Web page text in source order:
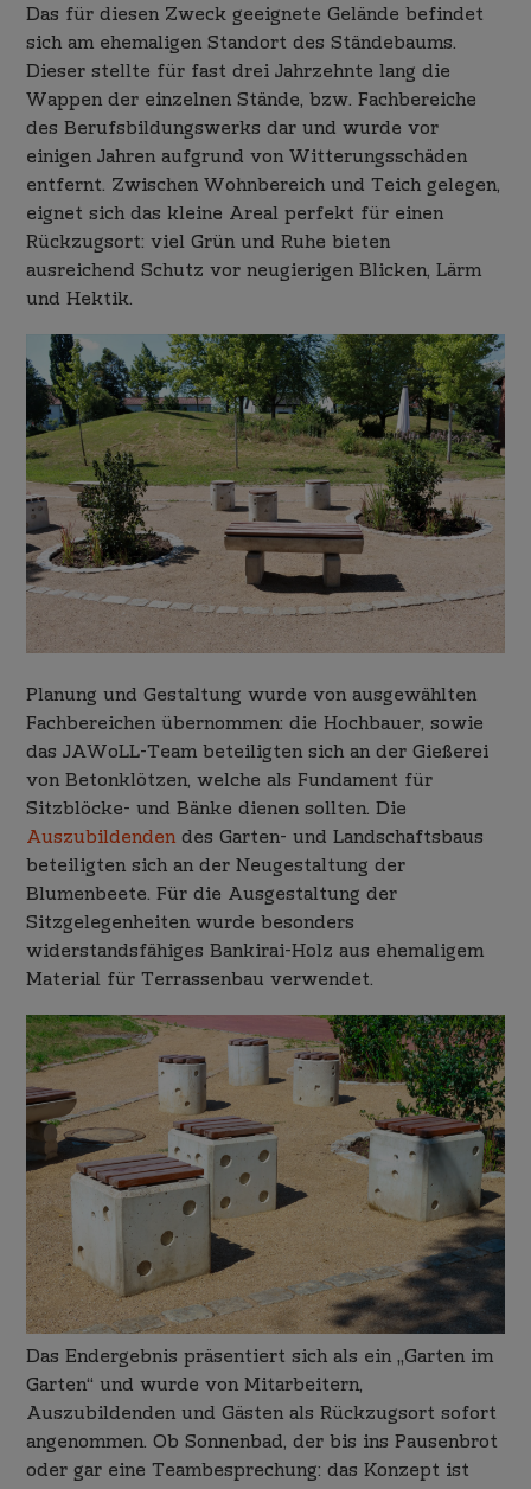
Das für diesen Zweck geeignete Gelände befindet
sich am ehemaligen Standort des Ständebaums.
Dieser stellte für fast drei Jahrzehnte lang die
Wappen der einzelnen Stände, bzw. Fachbereiche
des Berufsbildungswerks dar und wurde vor
einigen Jahren aufgrund von Witterungsschäden
entfernt. Zwischen Wohnbereich und Teich gelegen,
eignet sich das kleine Areal perfekt für einen
Rückzugsort: viel Grün und Ruhe bieten
ausreichend Schutz vor neugierigen Blicken, Lärm
und Hektik.
Planung und Gestaltung wurde von ausgewählten
Fachbereichen übernommen: die Hochbauer, sowie
das JAWoLL-Team beteiligten sich an der Gießerei
von Betonklötzen, welche als Fundament für
Sitzblöcke- und Bänke dienen sollten. Die
Auszubildenden des Garten- und Landschaftsbaus
beteiligten sich an der Neugestaltung der
Blumenbeete. Für die Ausgestaltung der
Sitzgelegenheiten wurde besonders
widerstandsfähiges Bankirai-Holz aus ehemaligem
Material für Terrassenbau verwendet.
Das Endergebnis präsentiert sich als ein „Garten im
Garten“ und wurde von Mitarbeitern,
Auszubildenden und Gästen als Rückzugsort sofort
angenommen. Ob Sonnenbad, der bis ins Pausenbrot
oder gar eine Teambesprechung: das Konzept ist